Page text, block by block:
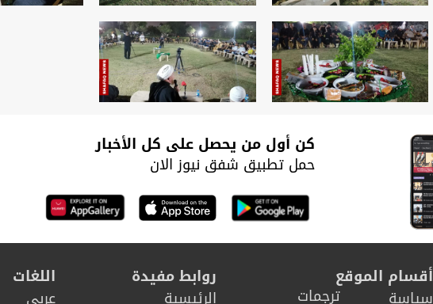
كن أول من يحصل على كل الأخبار
حمل تطبيق شفق نيوز الان
أقسام الموقع
ترجمات
روابط مفيدة
اللغات